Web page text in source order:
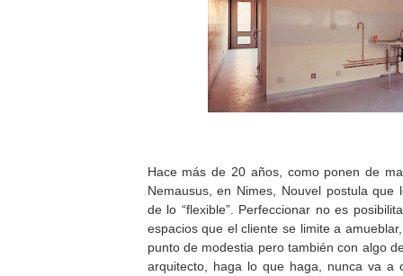
Hace más de 20 años, como ponen de
Nemausus, en Nimes, Nouvel postula que
de lo “flexible”. Perfeccionar no es
espacios que el cliente se limite a
punto de modestia pero también con algo
arquitecto, haga lo que haga, nunca va a